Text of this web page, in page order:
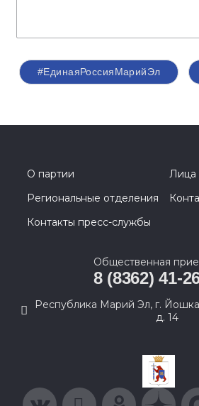
#ЕдинаяРоссияМарийЭл
О партии
Лица
Региональные отделения
Контакты пресс-службы
Общественная
8 (8362) 41-
Республика Марий Эл, г.
д. 14